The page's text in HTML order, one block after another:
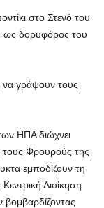
στο Στενό του
ως δορυφόρος του
να γράψουν τους
ΗΠΑ διώχνει
Φρουρούς της
εμποδίζουν τη
Διοίκηση
βομβαρδίζοντας